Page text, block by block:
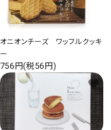
オニオンチーズ ワッフルクッキ
ー
756円(税56円)
favorite